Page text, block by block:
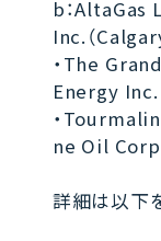
b：
Inc.（
・The
Energy Inc.
・
ne Oil Corp.
詳細は以下